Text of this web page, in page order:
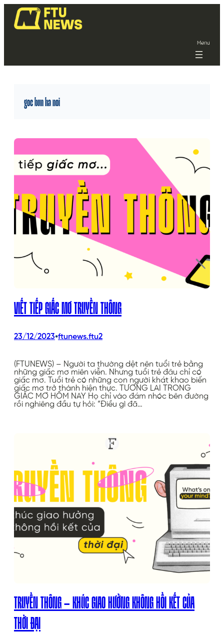
Menu
goc bun ha noi
VIẾT TIẾP GIẤC MƠ TRUYỀN THÔNG
23/12/2023•ftunews.ftu2
(FTUNEWS) – Người ta thường dệt nên tuổi trẻ bằng
những giấc mơ miên viễn. Nhưng tuổi trẻ đâu chỉ có
giấc mơ. Tuổi trẻ có những con người khát khao biến
giấc mơ trở thành hiện thực. TƯƠNG LAI TRONG
GIẤC MƠ HÔM NAY Họ chỉ vào đám nhóc bên đường
rồi nghiêng đầu tự hỏi: “Điều gì đã…
TRUYỀN THÔNG – KHÚC GIAO HƯỞNG KHÔNG HỒI KẾT CỦA
THỜI ĐẠI